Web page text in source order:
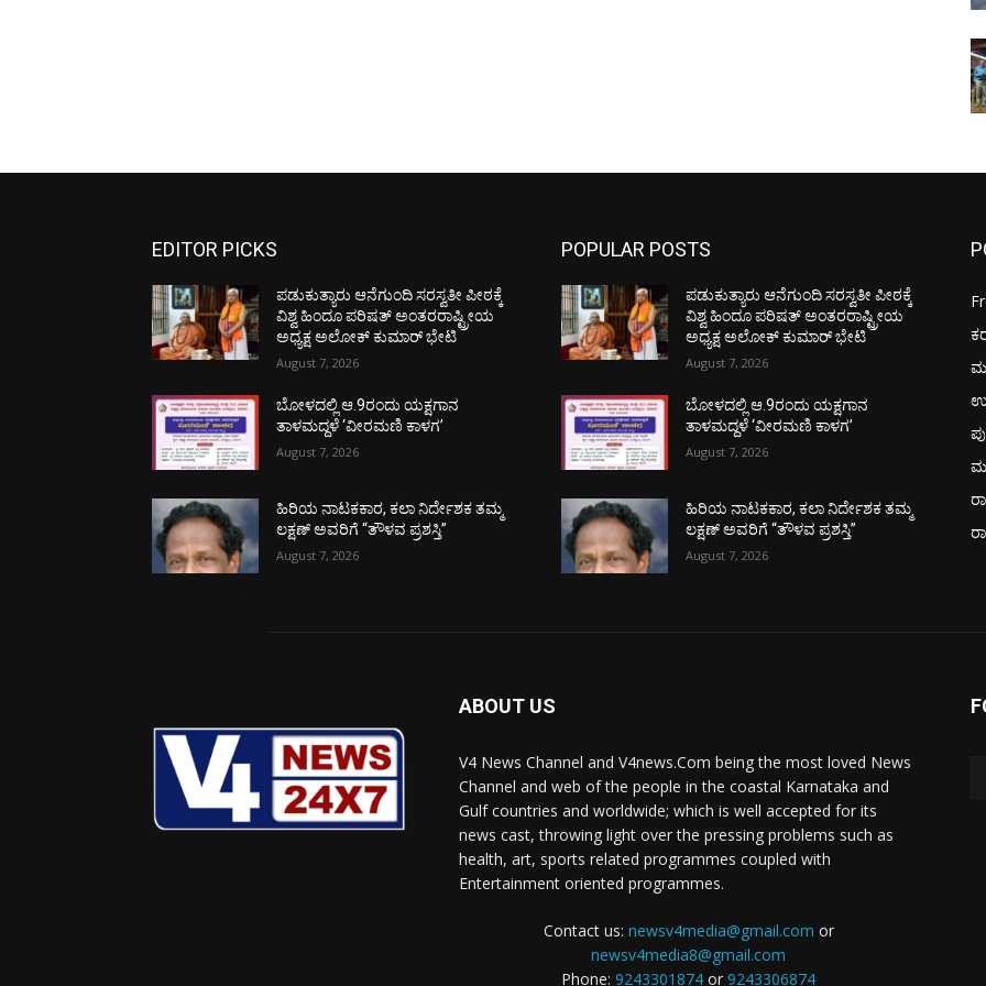
EDITOR PICKS
ಪಡುಕುತ್ಯಾರು ಆನೆಗುಂದಿ ಸರಸ್ವತೀ ಪೀಠಕ್ಕೆ
ವಿಶ್ವ ಹಿಂದೂ ಪರಿಷತ್ ಅಂತರರಾಷ್ಟ್ರೀಯ
ಅಧ್ಯಕ್ಷ ಅಲೋಕ್ ಕುಮಾರ್ ಭೇಟಿ
August 7, 2026
ಬೋಳದಲ್ಲಿ ಆ.9ರಂದು ಯಕ್ಷಗಾನ
ತಾಳಮದ್ದಳೆ ‘ವೀರಮಣಿ ಕಾಳಗ’
August 7, 2026
ಹಿರಿಯ ನಾಟಕಕಾರ, ಕಲಾ ನಿರ್ದೇಶಕ ತಮ್ಮ
ಲಕ್ಷಣ್ ಅವರಿಗೆ “ತೌಳವ ಪ್ರಶಸ್ತಿ”
August 7, 2026
POPULAR POSTS
ಪಡುಕುತ್ಯಾರು ಆನೆಗುಂದಿ ಸರಸ್ವತೀ ಪೀಠಕ್ಕೆ
ವಿಶ್ವ ಹಿಂದೂ ಪರಿಷತ್ ಅಂತರರಾಷ್ಟ್ರೀಯ
ಅಧ್ಯಕ್ಷ ಅಲೋಕ್ ಕುಮಾರ್ ಭೇಟಿ
August 7, 2026
ಬೋಳದಲ್ಲಿ ಆ.9ರಂದು ಯಕ್ಷಗಾನ
ತಾಳಮದ್ದಳೆ ‘ವೀರಮಣಿ ಕಾಳಗ’
August 7, 2026
ಹಿರಿಯ ನಾಟಕಕಾರ, ಕಲಾ ನಿರ್ದೇಶಕ ತಮ್ಮ
ಲಕ್ಷಣ್ ಅವರಿಗೆ “ತೌಳವ ಪ್ರಶಸ್ತಿ”
August 7, 2026
ABOUT US
V4 News Channel and V4news.Com being the most loved News
Channel and web of the people in the coastal Karnataka and
Gulf countries and worldwide; which is well accepted for its
news cast, throwing light over the pressing problems such as
health, art, sports related programmes coupled with
Entertainment oriented programmes.
Contact us: newsv4media@gmail.com or
newsv4media8@gmail.com
Phone: 9243301874 or 9243306874